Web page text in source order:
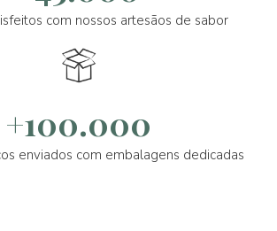
com nossos artesãos de sabor
+100.000
enviados com embalagens dedicadas